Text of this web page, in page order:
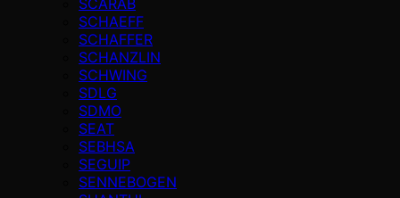
SCHAEFF
SCHAFFER
SCHANZLIN
SCHWING
SDLG
SDMO
SEAT
SEBHSA
SEGUIP
SENNEBOGEN